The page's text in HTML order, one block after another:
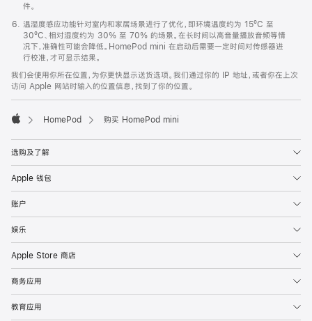
件。
温湿度感应功能针对室内和家居场景进行了优化，即环境温度约为 15ºC 至
30ºC、相对湿度约为 30% 至 70% 的场景。在长时间以高音量播放音频等情
况下，准确性可能会降低。HomePod mini 在启动后需要一定时间对传感器进
行校准，才可显示结果。
我们会使用你所在位置，为你更快显示送货选项。我们通过你的 IP 地址，或者你在上次
访问 Apple 网站时输入的位置信息，找到了你的位置。
HomePod 购买 HomePod mini
选购及了解
Apple 钱包
账户
娱乐
Apple Store 商店
商务应用
教育应用